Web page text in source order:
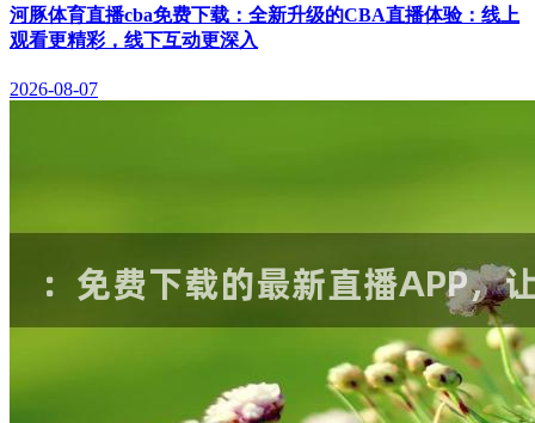
河豚体育直播cba免费下载：全新升级的CBA直播体验：线上
观看更精彩，线下互动更深入
2026-08-07